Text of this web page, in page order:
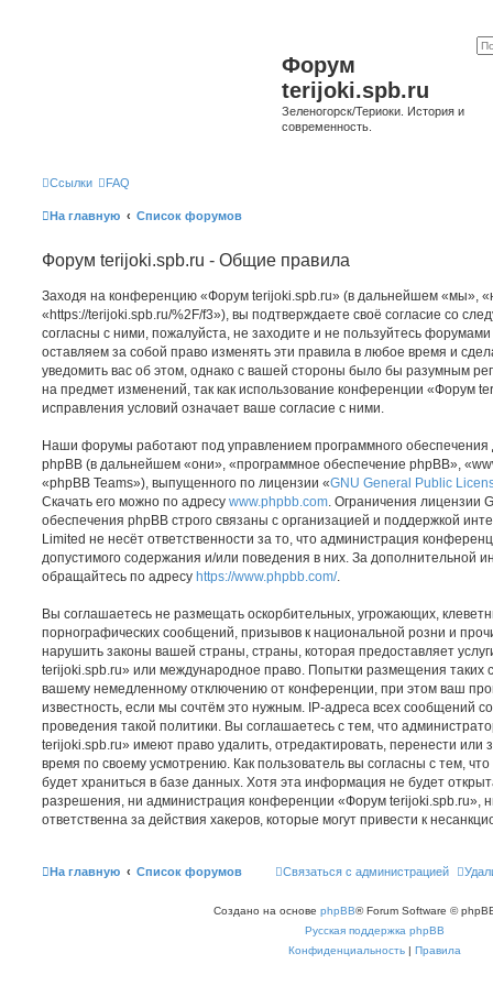
Форум
terijoki.spb.ru
Зеленогорск/Териоки. История и
современность.
Ссылки FAQ
На главную Список форумов
Форум terijoki.spb.ru - Общие правила
Заходя на конференцию «Форум terijoki.spb.ru» (в дальнейшем «мы»,
«https://terijoki.spb.ru/%2F/f3»), вы подтверждаете своё согласие со
согласны с ними, пожалуйста, не заходите и не пользуйтесь
оставляем за собой право изменять эти правила в любое время и
уведомить вас об этом, однако с вашей стороны было бы разумным
на предмет изменений, так как использование конференции «Форум
исправления условий означает ваше согласие с ними.
Наши форумы работают под управлением программного
phpBB (в дальнейшем «они», «программное обеспечение phpBB»,
«phpBB Teams»), выпущенного по лицензии «GNU General Public
Скачать его можно по адресу www.phpbb.com . Ограничения лицензии
обеспечения phpBB строго связаны с организацией и поддержкой
Limited не несёт ответственности за то, что администрация
допустимого содержания и/или поведения в них. За дополнительной
обращайтесь по адресу https://www.phpbb.com/.
Вы соглашаетесь не размещать оскорбительных, угрожающих,
порнографических сообщений, призывов к национальной розни и
нарушить законы вашей страны, страны, которая предоставляет
terijoki.spb.ru» или международное право. Попытки размещения таких
вашему немедленному отключению от конференции, при этом ваш
известность, если мы сочтём это нужным. IP-адреса всех сообщений
проведения такой политики. Вы соглашаетесь с тем, что
terijoki.spb.ru» имеют право удалить, отредактировать, перенести
время по своему усмотрению. Как пользователь вы согласны с тем,
будет храниться в базе данных. Хотя эта информация не будет
разрешения, ни администрация конференции «Форум terijoki.spb.ru»,
ответственна за действия хакеров, которые могут привести к
На главную Список форумов Связаться с администрацией
Создано на основе phpBB® Forum Software ©
Русская поддержка phpBB
Конфиденциальность | Правила